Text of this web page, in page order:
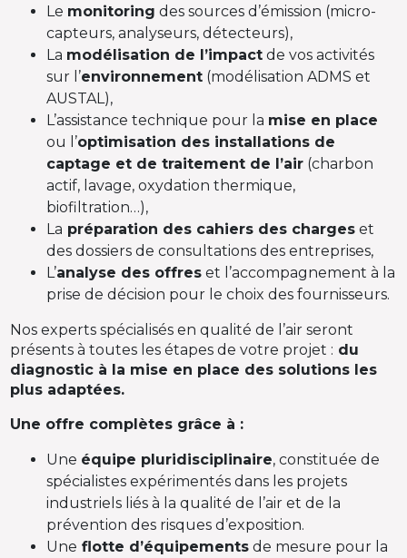
Le monitoring des sources d’émission (micro-
capteurs, analyseurs, détecteurs),
La modélisation de l’impact de vos activités
sur l’environnement (modélisation ADMS et
AUSTAL),
L’assistance technique pour la mise en place
ou l’optimisation des installations de
captage et de traitement de l’air (charbon
actif, lavage, oxydation thermique,
biofiltration…),
La préparation des cahiers des charges et
des dossiers de consultations des entreprises,
L’analyse des offres et l’accompagnement à la
prise de décision pour le choix des fournisseurs.
Nos experts spécialisés en qualité de l’air seront
présents à toutes les étapes de votre projet : du
diagnostic à la mise en place des solutions les
plus adaptées.
Une offre complètes grâce à :
Une équipe pluridisciplinaire, constituée de
spécialistes expérimentés dans les projets
industriels liés à la qualité de l’air et de la
prévention des risques d’exposition.
Une flotte d’équipements de mesure pour la